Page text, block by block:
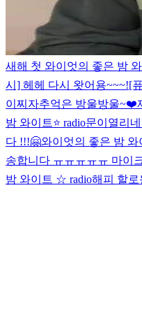
새해 첫 와이엇의 좋은 밤 와
시] 헤헤 다시 왓어용~~~![
이찌자추억은 방울방울~❤️
밤 와이트⭐️ radio문이열리
다 !!!🤗와이엇의 좋은 밤 와
송합니다 ㅠㅠㅠㅠㅠ 마이
밤 와이트 ☆ radio해피 할로